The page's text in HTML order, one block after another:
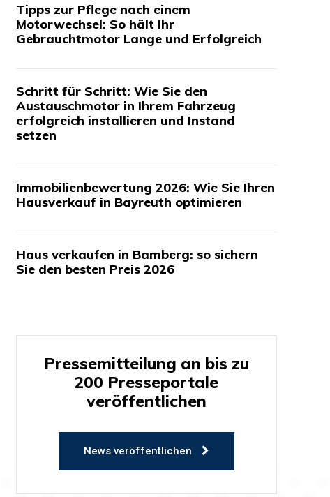
Tipps zur Pflege nach einem
Motorwechsel: So hält Ihr
Gebrauchtmotor Lange und Erfolgreich
Schritt für Schritt: Wie Sie den
Austauschmotor in Ihrem Fahrzeug
erfolgreich installieren und Instand
setzen
Immobilienbewertung 2026: Wie Sie Ihren
Hausverkauf in Bayreuth optimieren
Haus verkaufen in Bamberg: so sichern
Sie den besten Preis 2026
Pressemitteilung an bis zu
200 Presseportale
veröffentlichen
News veröffentlichen